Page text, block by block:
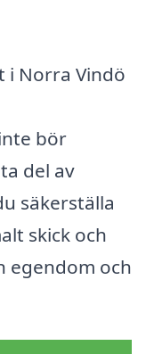
i Norra Vindö
bör
del av
säkerställa
skick och
egendom och